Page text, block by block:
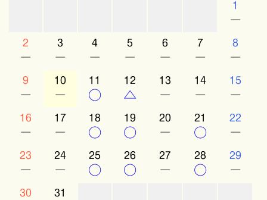
1
－
2
－
3
－
4
－
5
－
6
－
7
－
8
－
9
－
10
－
11
○
12
△
13
－
14
－
15
－
16
－
17
－
18
○
19
○
20
－
21
○
22
－
23
－
24
－
25
○
26
○
27
－
28
○
29
－
30 31